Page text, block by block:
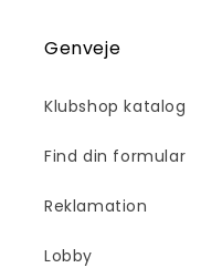
Genveje
Klubshop katalog
Find din formular
Reklamation
Lobby